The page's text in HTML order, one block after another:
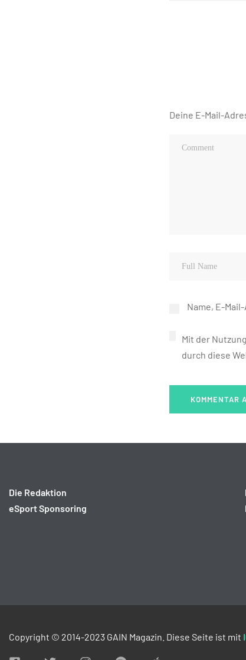
Deine E-Mail-
Name, E-
Mit der
durch diese
Die Redaktion
eSport Sponsoring
Copyright © 2014-2023 GAIN Magazin. Diese Seite ist mit